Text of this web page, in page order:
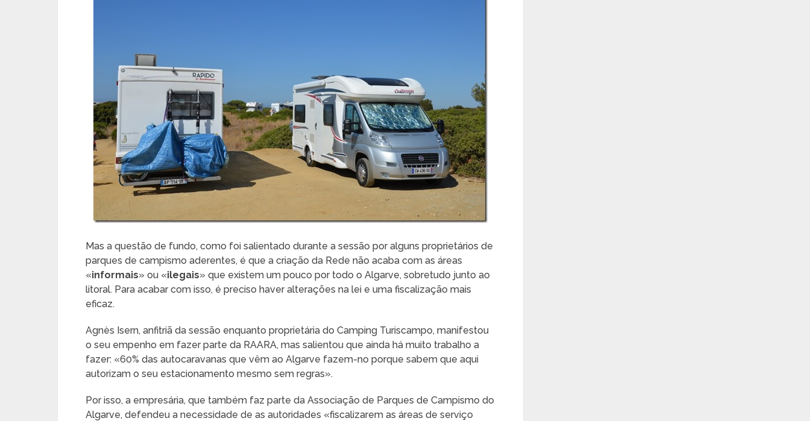
Mas a questão de fundo, como foi salientado durante a sessão por alguns proprietários de
parques de campismo aderentes, é que a criação da Rede não acaba com as áreas
«informais» ou «ilegais» que existem um pouco por todo o Algarve, sobretudo junto ao
litoral. Para acabar com isso, é preciso haver alterações na lei e uma fiscalização mais
eficaz.
Agnès Isern, anfitriã da sessão enquanto proprietária do Camping Turiscampo, manifestou
o seu empenho em fazer parte da RAARA, mas salientou que ainda há muito trabalho a
fazer: «60% das autocaravanas que vêm ao Algarve fazem-no porque sabem que aqui
autorizam o seu estacionamento mesmo sem regras».
Por isso, a empresária, que também faz parte da Associação de Parques de Campismo do
Algarve, defendeu a necessidade de as autoridades «fiscalizarem as áreas de serviço